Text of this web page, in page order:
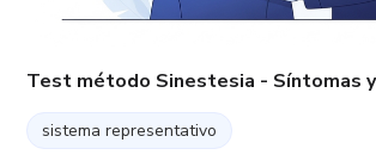
Test método Sinestesia - Síntomas
sistema representativo